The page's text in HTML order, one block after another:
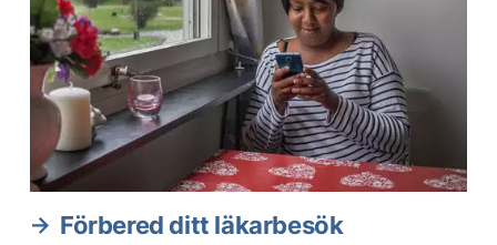
Förbered ditt läkarbesök